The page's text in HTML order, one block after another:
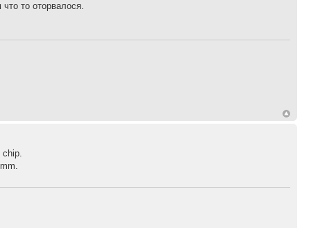
то оторвалося.
chip.